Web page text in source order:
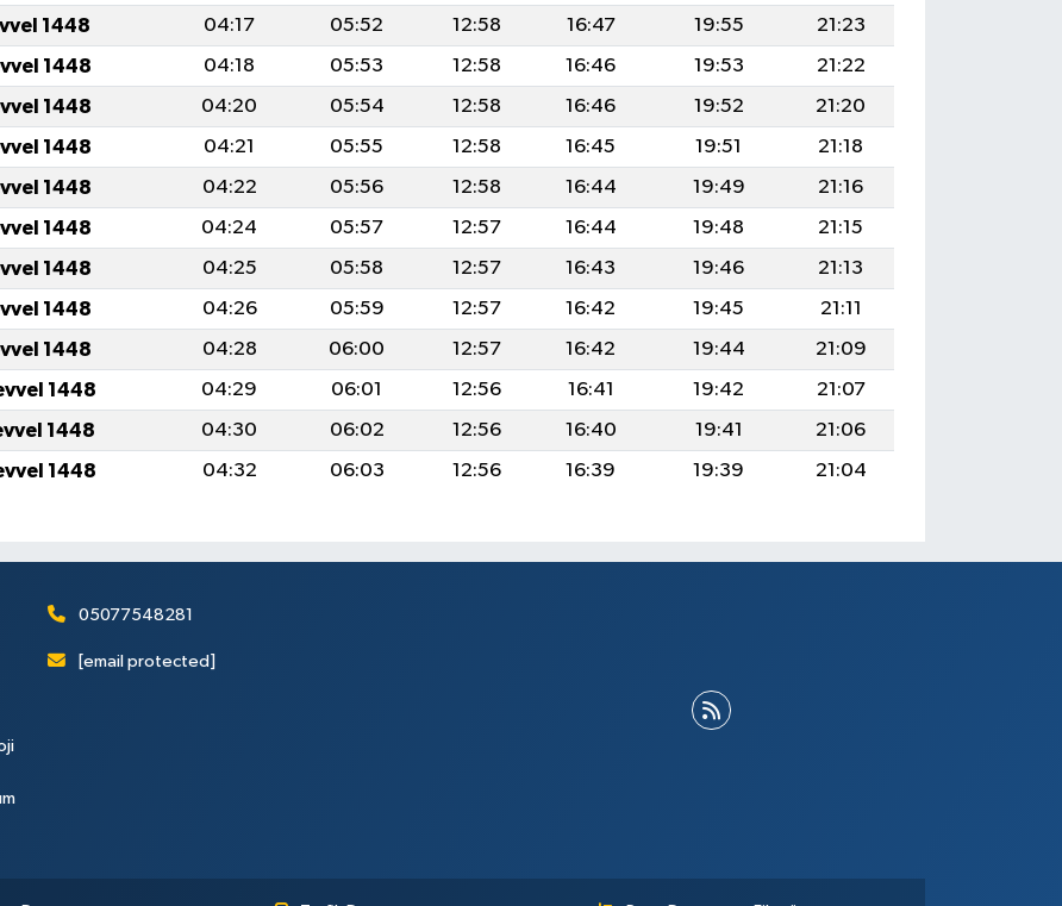
1448 04:17 05:52 12:58 16:47 19:55
21:23
1448 04:18 05:53 12:58 16:46 19:53
21:22
1448 04:20 05:54 12:58 16:46 19:52
21:20
1448 04:21 05:55 12:58 16:45 19:51
21:18
1448 04:22 05:56 12:58 16:44 19:49
21:16
1448 04:24 05:57 12:57 16:44 19:48
21:15
1448 04:25 05:58 12:57 16:43 19:46
21:13
1448 04:26 05:59 12:57 16:42 19:45
21:11
1448 04:28 06:00 12:57 16:42 19:44
21:09
1448 04:29 06:01 12:56 16:41 19:42
21:07
1448 04:30 06:02 12:56 16:40 19:41
21:06
1448 04:32 06:03 12:56 16:39 19:39 21:04
05077548281
[email protected]